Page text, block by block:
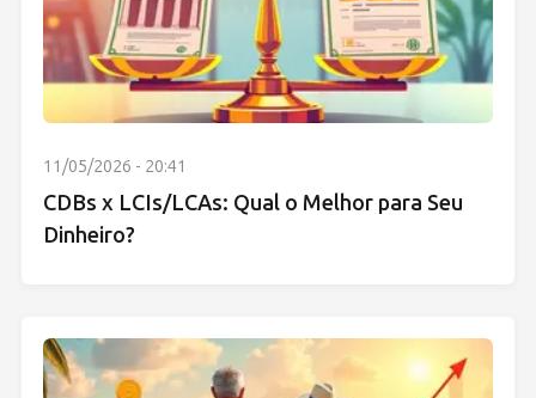
11/05/2026 - 20:41
CDBs x LCIs/LCAs: Qual o Melhor para Seu
Dinheiro?